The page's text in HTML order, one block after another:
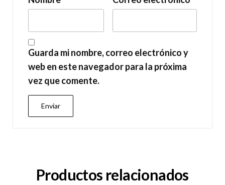
Guarda mi nombre, correo electrónico y
web en este navegador para la próxima
vez que comente.
Productos relacionados